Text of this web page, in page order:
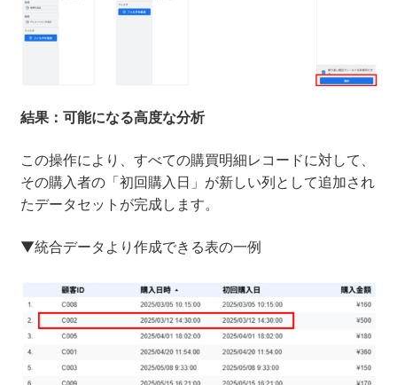
結果：可能になる高度な分析
この操作により、すべての購買明細レコードに対して、
その購入者の「初回購入日」が新しい列として追加され
たデータセットが完成します。
▼統合データより作成できる表の一例